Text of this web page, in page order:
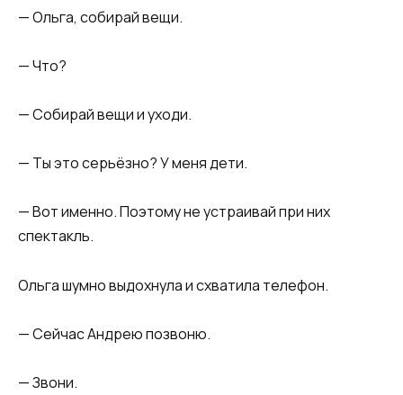
— Ольга, собирай вещи.
— Что?
— Собирай вещи и уходи.
— Ты это серьёзно? У меня дети.
— Вот именно. Поэтому не устраивай при них
спектакль.
Ольга шумно выдохнула и схватила телефон.
— Сейчас Андрею позвоню.
— Звони.